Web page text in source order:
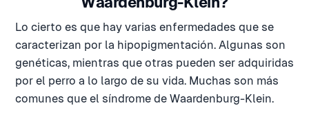
Lo cierto es que hay varias enfermedades que se
caracterizan por la hipopigmentación. Algunas son
genéticas, mientras que otras pueden ser adquiridas
por el perro a lo largo de su vida. Muchas son más
comunes que el síndrome de Waardenburg-Klein.